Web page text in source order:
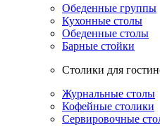
Обеденные группы
Кухонные столы
Обеденные столы
Барные стойки
Столики для
Журнальные столы
Кофейные столики
Сервировочные